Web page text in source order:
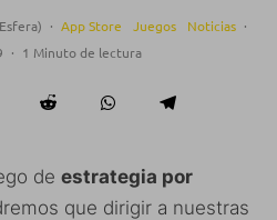
· App Store Juegos Noticias ·
· 1 Minuto de lectura
de estrategia por
que dirigir a nuestras